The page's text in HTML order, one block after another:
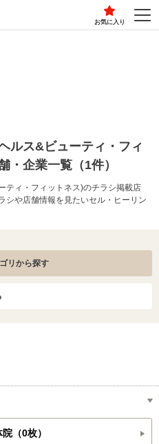
お気に入り
ルス&ビューティ・フィ
・企業一覧（1件）
ティ・フィットネス)のチラシ掲載店
シや店舗情報を見たいセル・ヒーリン
リから探す
（0枚）